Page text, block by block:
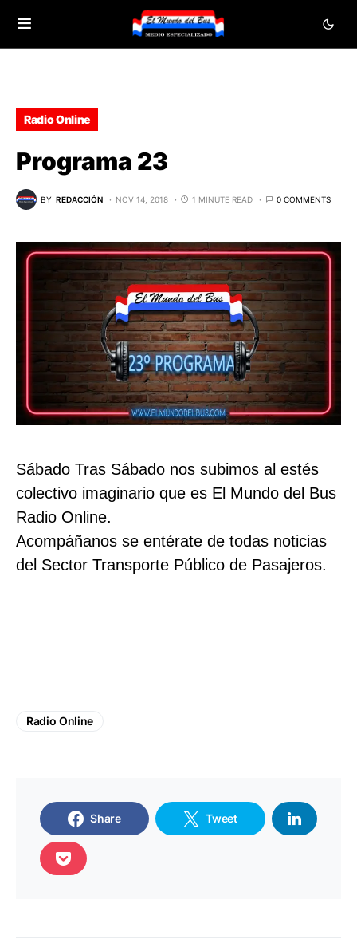
Radio Online
Programa 23
BY REDACCIÓN NOV 14, 2018 1 MINUTE READ 0 COMMENTS
Sábado Tras Sábado nos subimos al estés
colectivo imaginario que es El Mundo del Bus
Radio Online.
Acompáñanos se entérate de todas noticias
del Sector Transporte Público de Pasajeros.
Radio Online
Share Tweet